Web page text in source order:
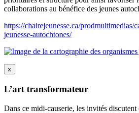
collaborations au bénéfice des jeunes
https://chairejeunesse.ca/prodmultimedias/
jeunesse-autochtones/
x
L’art transformateur
Dans ce midi-causerie, les invités